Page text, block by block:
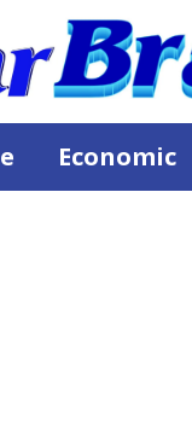
Economic